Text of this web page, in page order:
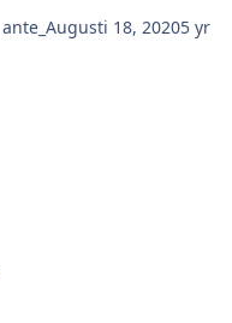
ante_ Augusti 18, 20205 yr